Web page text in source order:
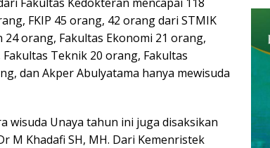
FKIP 45 orang, 42 orang dari STMIK
orang, Fakultas Ekonomi 21 orang,
Teknik 20 orang, Fakultas
dan Akper Abulyatama hanya mewisuda
wisuda Unaya tahun ini juga disaksikan
M Khadafi SH, MH. Dari Kemenristek